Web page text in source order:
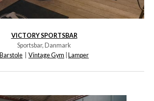
VICTORY SPORTSBAR
Sportsbar, Danmark
Barstole
Vintage Gym Lamper